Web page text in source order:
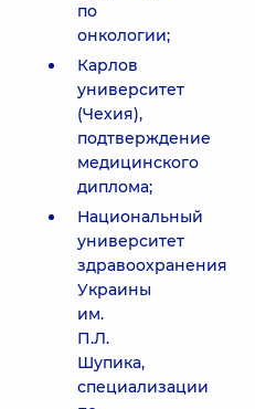
по
онкологии;
Карлов
университет
(Чехия),
подтверждение
медицинского
диплома;
Национальный
университет
здравоохранения
Украины
им.
П.Л.
Шупика,
специализации